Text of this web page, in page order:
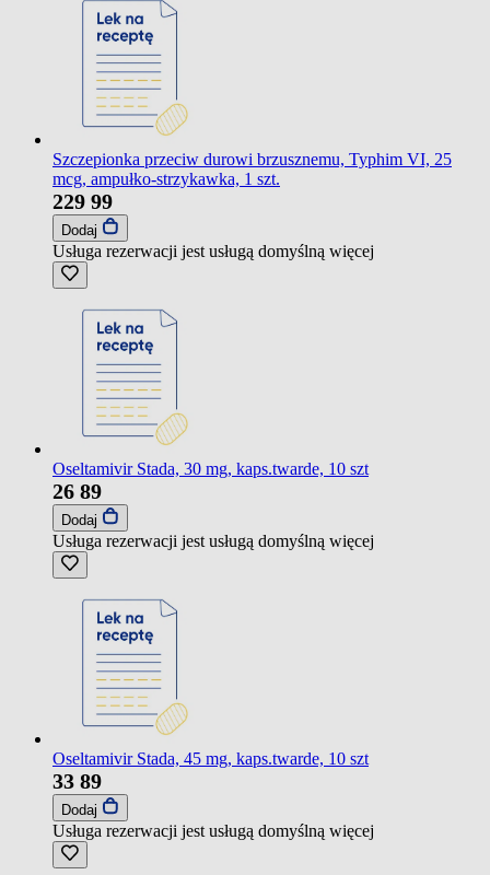
Szczepionka przeciw durowi brzusznemu, Typhim VI, 25
mcg, ampułko-strzykawka, 1 szt.
229 99
Dodaj
Usługa rezerwacji jest usługą domyślną więcej
Oseltamivir Stada, 30 mg, kaps.twarde, 10 szt
26 89
Dodaj
Usługa rezerwacji jest usługą domyślną więcej
Oseltamivir Stada, 45 mg, kaps.twarde, 10 szt
33 89
Dodaj
Usługa rezerwacji jest usługą domyślną więcej